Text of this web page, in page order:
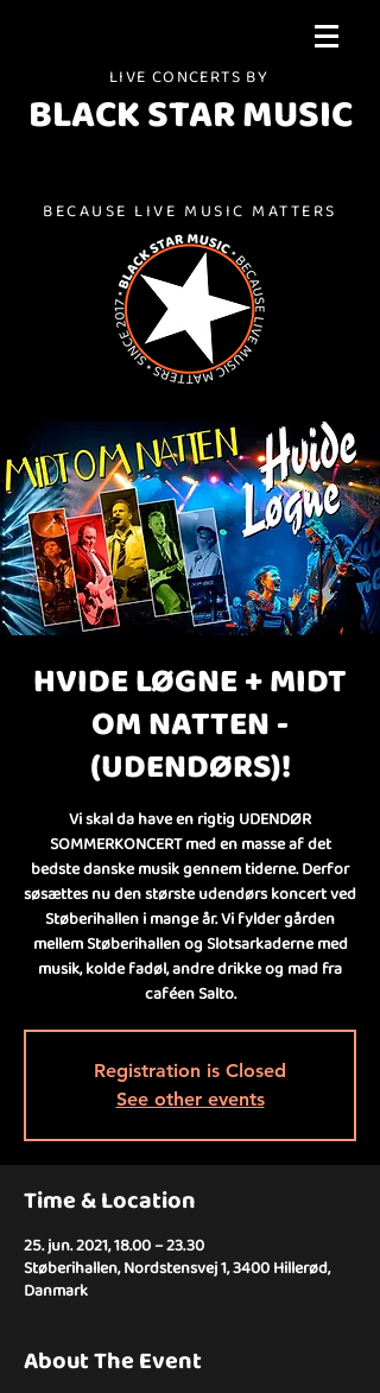
LIVE CONCERTS BY
BLACK STAR MUSIC
BECAUSE LIVE MUSIC MATTERS
HVIDE LØGNE + MIDT
OM NATTEN -
(UDENDØRS)!
Vi skal da have en rigtig UDENDØR
SOMMERKONCERT med en masse af det
bedste danske musik gennem tiderne. Derfor
søsættes nu den største udendørs koncert ved
Støberihallen i mange år. Vi fylder gården
mellem Støberihallen og Slotsarkaderne med
musik, kolde fadøl, andre drikke og mad fra
caféen Salto.
Registration is Closed
See other events
Time & Location
25. jun. 2021, 18.00 – 23.30
Støberihallen, Nordstensvej 1, 3400 Hillerød,
Danmark
About The Event